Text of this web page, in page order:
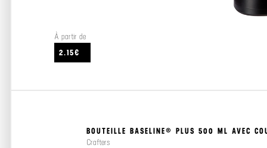
À partir de
2.15€
BOUTEILLE BASELINE® PLUS 500 ML AVEC
Crafters